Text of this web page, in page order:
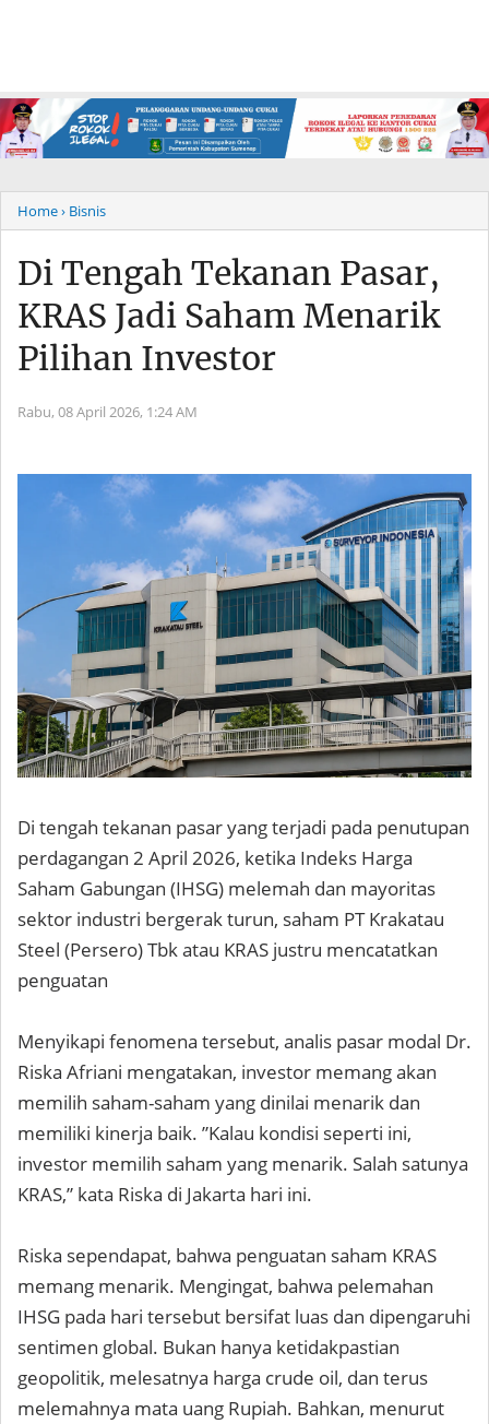
Home› Bisnis
Di Tengah Tekanan Pasar,
KRAS Jadi Saham Menarik
Pilihan Investor
Rabu, 08 April 2026, 1:24 AM
Di tengah tekanan pasar yang terjadi pada penutupan
perdagangan 2 April 2026, ketika Indeks Harga
Saham Gabungan (IHSG) melemah dan mayoritas
sektor industri bergerak turun, saham PT Krakatau
Steel (Persero) Tbk atau KRAS justru mencatatkan
penguatan
Menyikapi fenomena tersebut, analis pasar modal Dr.
Riska Afriani mengatakan, investor memang akan
memilih saham-saham yang dinilai menarik dan
memiliki kinerja baik. ”Kalau kondisi seperti ini,
investor memilih saham yang menarik. Salah satunya
KRAS,” kata Riska di Jakarta hari ini.
Riska sependapat, bahwa penguatan saham KRAS
memang menarik. Mengingat, bahwa pelemahan
IHSG pada hari tersebut bersifat luas dan dipengaruhi
sentimen global. Bukan hanya ketidakpastian
geopolitik, melesatnya harga crude oil, dan terus
melemahnya mata uang Rupiah. Bahkan, menurut